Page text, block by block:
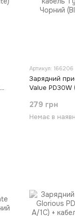
Артикул: 166206
Зарядний
Value PD30W
279 грн
Немає в